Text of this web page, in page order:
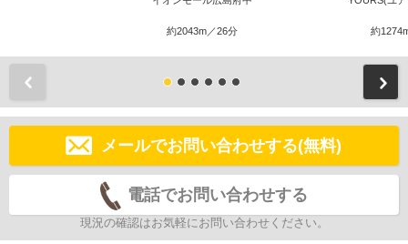
約2043m／26分 約
メールでお問い合わせする(無料)
電話でお問い合わせする
現況の確認はお気軽にお問い合わせください。